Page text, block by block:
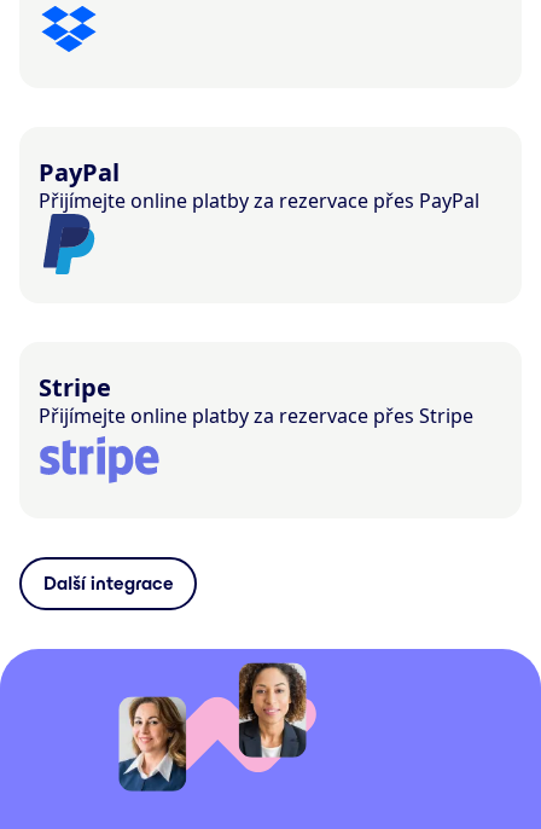
PayPal
Přijímejte online platby za rezervace přes PayPal
Stripe
Přijímejte online platby za rezervace přes Stripe
Další integrace